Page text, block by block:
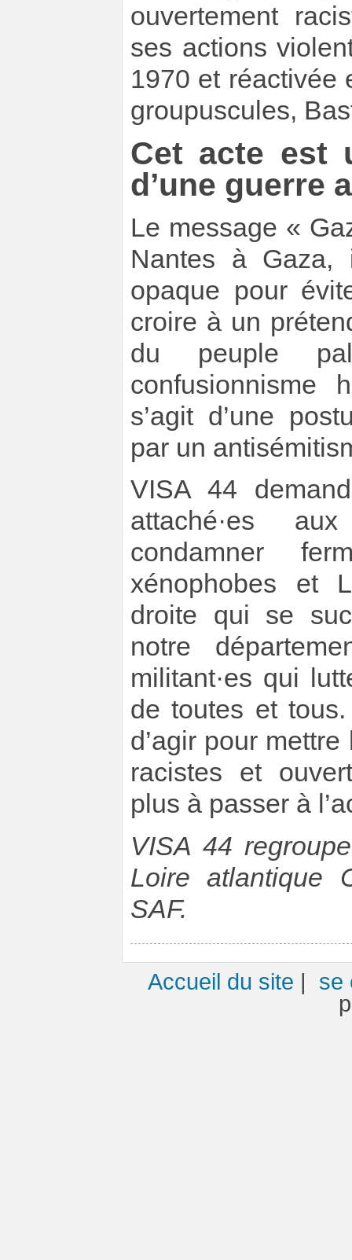
ouvertement
ses actions
1970 et réactivée
groupuscules,
Cet acte est
d’une guerre
Le message «
Nantes à Gaza,
opaque pour
croire à un
du peuple
confusionnisme
s’agit d’une
par un
VISA 44
attaché·es
condamner
xénophobes et
droite qui se
notre
militant·es qui
de toutes et
d’agir pour
racistes et
plus à passer à
VISA 44
Loire atlantique
SAF.
Accueil du site | se